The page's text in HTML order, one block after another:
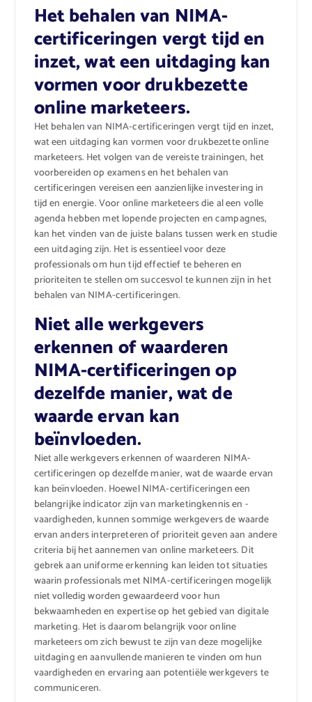
Het behalen van NIMA-
certificeringen vergt tijd en
inzet, wat een uitdaging kan
vormen voor drukbezette
online marketeers.
Het behalen van NIMA-certificeringen vergt tijd en inzet,
wat een uitdaging kan vormen voor drukbezette online
marketeers. Het volgen van de vereiste trainingen, het
voorbereiden op examens en het behalen van
certificeringen vereisen een aanzienlijke investering in
tijd en energie. Voor online marketeers die al een volle
agenda hebben met lopende projecten en campagnes,
kan het vinden van de juiste balans tussen werk en studie
een uitdaging zijn. Het is essentieel voor deze
professionals om hun tijd effectief te beheren en
prioriteiten te stellen om succesvol te kunnen zijn in het
behalen van NIMA-certificeringen.
Niet alle werkgevers
erkennen of waarderen
NIMA-certificeringen op
dezelfde manier, wat de
waarde ervan kan
beïnvloeden.
Niet alle werkgevers erkennen of waarderen NIMA-
certificeringen op dezelfde manier, wat de waarde ervan
kan beïnvloeden. Hoewel NIMA-certificeringen een
belangrijke indicator zijn van marketingkennis en -
vaardigheden, kunnen sommige werkgevers de waarde
ervan anders interpreteren of prioriteit geven aan andere
criteria bij het aannemen van online marketeers. Dit
gebrek aan uniforme erkenning kan leiden tot situaties
waarin professionals met NIMA-certificeringen mogelijk
niet volledig worden gewaardeerd voor hun
bekwaamheden en expertise op het gebied van digitale
marketing. Het is daarom belangrijk voor online
marketeers om zich bewust te zijn van deze mogelijke
uitdaging en aanvullende manieren te vinden om hun
vaardigheden en ervaring aan potentiële werkgevers te
communiceren.